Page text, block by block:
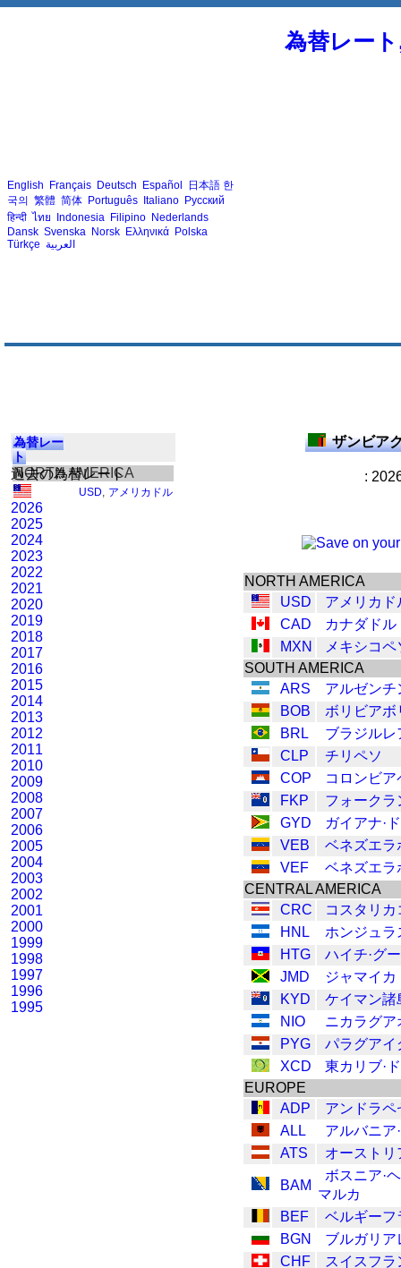
為替レー
English Français Deutsch Español 日本語 한
국의 繁體 简体 Português Italiano Русский
हिन्दी ไทย Indonesia Filipino Nederlands
Dansk Svenska Norsk Ελληνικά Polska
Türkçe العربية
為替レー
ト
NORTH AMERICA
USD アメリカドル
過去の為替レート
2026
2025
2024
2023
2022
2021
2020
2019
2018
2017
2016
2015
2014
2013
2012
2011
2010
2009
2008
2007
2006
2005
2004
2003
2002
2001
2000
1999
1998
1997
1996
1995
ザンビア
:
NORTH AMERICA
USD
アメリカド
CAD
カナダドル
MXN
メキシコペ
SOUTH AMERICA
ARS
アルゼンチ
BOB
ボリビアボ
BRL
ブラジルレ
CLP
チリペソ
COP
コロンビア
FKP
フォークラ
GYD
ガイアナ·
VEB
ベネズエラ
VEF
ベネズエラ
CENTRAL AMERICA
CRC
コスタリカ
HNL
ホンジュラ
HTG
ハイチ·グ
JMD
ジャマイカ
KYD
ケイマン諸
NIO
ニカラグア
PYG
パラグアイ
XCD
東カリブ·
EUROPE
ADP
アンドラペ
ALL
アルバニア
ATS
オーストリ
BAM
ボスニア·
マルカ
BEF
ベルギーフ
BGN
ブルガリア
CHF
スイスフラ